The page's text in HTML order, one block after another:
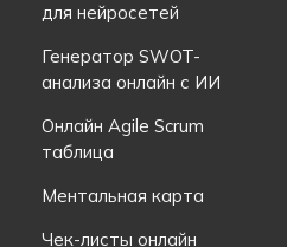
для нейросетей
Генератор SWOT-
анализа онлайн с ИИ
Онлайн Agile Scrum
таблица
Ментальная карта
Чек-листы онлайн